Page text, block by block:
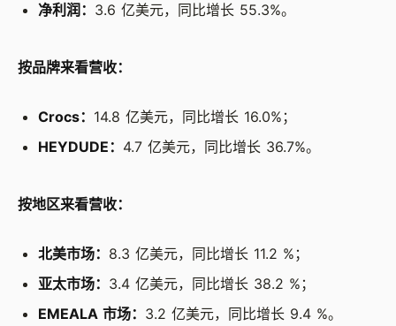
净利润： 3.6 亿美元，同比增长 55.3%。
按品牌来看营收：
Crocs： 14.8 亿美元，同比增长 16.0%；
HEYDUDE： 4.7 亿美元，同比增长 36.7%。
按地区来看营收：
北美市场： 8.3 亿美元，同比增长 11.2 %；
亚太市场： 3.4 亿美元，同比增长 38.2 %；
EMEALA 市场： 3.2 亿美元，同比增长 9.4 %。